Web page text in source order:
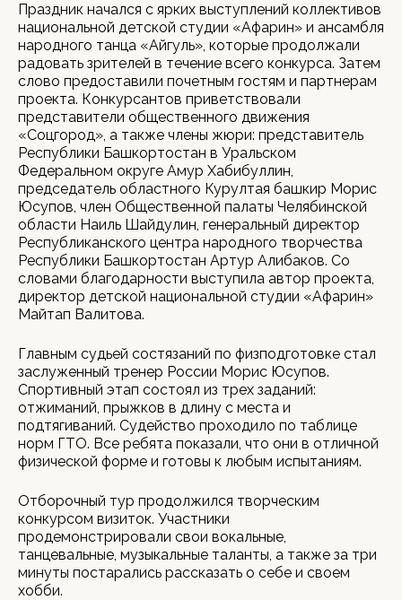
Праздник начался с ярких выступлений коллективов
национальной детской студии «Афарин» и ансамбля
народного танца «Айгуль», которые продолжали
радовать зрителей в течение всего конкурса. Затем
слово предоставили почетным гостям и партнерам
проекта. Конкурсантов приветствовали
представители общественного движения
«Соцгород», а также члены жюри: представитель
Республики Башкортостан в Уральском
Федеральном округе Амур Хабибуллин,
председатель областного Курултая башкир Морис
Юсупов, член Общественной палаты Челябинской
области Наиль Шайдулин, генеральный директор
Республиканского центра народного творчества
Республики Башкортостан Артур Алибаков. Со
словами благодарности выступила автор проекта,
директор детской национальной студии «Афарин»
Майтап Валитова.
Главным судьей состязаний по физподготовке стал
заслуженный тренер России Морис Юсупов.
Спортивный этап состоял из трех заданий:
отжиманий, прыжков в длину с места и
подтягиваний. Судейство проходило по таблице
норм ГТО. Все ребята показали, что они в отличной
физической форме и готовы к любым испытаниям.
Отборочный тур продолжился творческим
конкурсом визиток. Участники
продемонстрировали свои вокальные,
танцевальные, музыкальные таланты, а также за три
минуты постарались рассказать о себе и своем
хобби.